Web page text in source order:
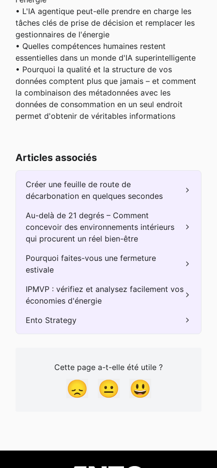
• L'IA agentique peut-elle prendre en charge les
tâches clés de prise de décision et remplacer les
gestionnaires de l'énergie
• Quelles compétences humaines restent
essentielles dans un monde d'IA superintelligente
• Pourquoi la qualité et la structure de vos
données comptent plus que jamais – et comment
la combinaison des métadonnées avec les
données de consommation en un seul endroit
permet d'obtenir de véritables informations
Articles associés
Créer une feuille de route de
décarbonation en quelques secondes
Au-delà de 21 degrés – Comment
concevoir des environnements intérieurs
qui procurent un réel bien-être
Pourquoi faites-vous une fermeture
estivale
IPMVP : vérifiez et analysez facilement vos
économies d'énergie
Ento Strategy
Cette page a-t-elle été utile ?
😞 😐 😃